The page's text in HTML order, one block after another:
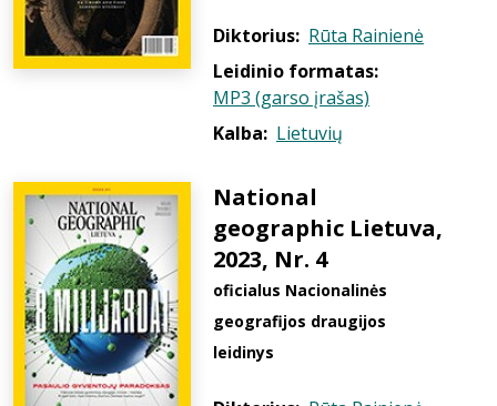
Diktorius: Rūta Rainienė
Leidinio formatas:
MP3 (garso įrašas)
Kalba: Lietuvių
National
geographic Lietuva,
2023, Nr. 4
oficialus Nacionalinės
geografijos draugijos
leidinys